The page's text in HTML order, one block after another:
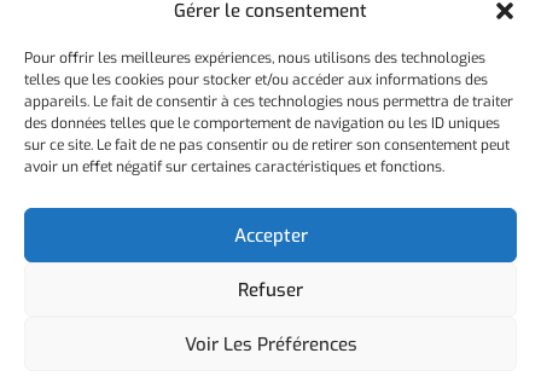
Gérer le consentement
Pour offrir les meilleures expériences, nous utilisons des technologies
telles que les cookies pour stocker et/ou accéder aux informations des
appareils. Le fait de consentir à ces technologies nous permettra de traiter
des données telles que le comportement de navigation ou les ID uniques
sur ce site. Le fait de ne pas consentir ou de retirer son consentement peut
avoir un effet négatif sur certaines caractéristiques et fonctions.
Accepter
Refuser
Voir Les Préférences
Newsletter
Inscrivez Vous A Notre Newsletter Pour Ne Manquer Aucune De
Nos Offres
Ok
Personal Flocker • Website By Elixir Lab